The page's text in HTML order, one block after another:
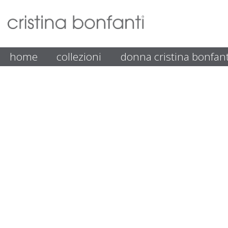
home collezioni donna cristina